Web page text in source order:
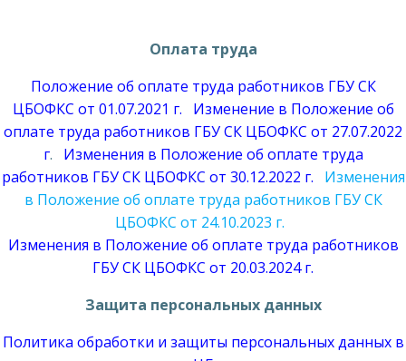
Оплата труда
Положение об оплате труда работников ГБУ СК
ЦБОФКС от 01.07.2021 г.
Изменение в Положение об
оплате труда работников ГБУ СК ЦБОФКС от 27.07.2022
г. Изменения в Положение об оплате труда
работников ГБУ СК ЦБОФКС от 30.12.2022 г.
Изменения
в Положение об оплате труда работников ГБУ СК
ЦБОФКС от 24.10.2023 г.
Изменения в Положение об оплате труда работников
ГБУ СК ЦБОФКС от 20.03.2024 г.
Защита персональных данных
Политика обработки и защиты персональных данных в